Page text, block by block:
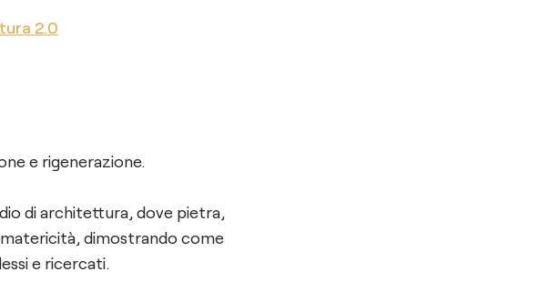
2.0
e rigenerazione.
di architettura, dove pietra,
dimostrando come
e ricercati.